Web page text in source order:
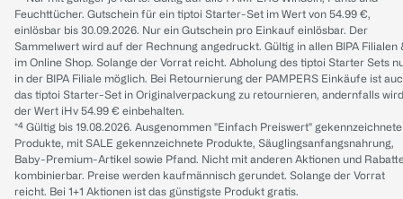
Feuchttücher. Gutschein für ein tiptoi Starter-Set im Wert von 54.99 €,
einlösbar bis 30.09.2026. Nur ein Gutschein pro Einkauf einlösbar. Der
Sammelwert wird auf der Rechnung angedruckt. Gültig in allen BIPA Filialen
im Online Shop. Solange der Vorrat reicht. Abholung des tiptoi Starter Sets
in der BIPA Filiale möglich. Bei Retournierung der PAMPERS Einkäufe ist
das tiptoi Starter-Set in Originalverpackung zu retournieren, andernfalls wird
der Wert iHv 54.99 € einbehalten.
*⁴ Gültig bis 19.08.2026. Ausgenommen "Einfach Preiswert" gekennzeichnete
Produkte, mit SALE gekennzeichnete Produkte, Säuglingsanfangsnahrung,
Baby-Premium-Artikel sowie Pfand. Nicht mit anderen Aktionen und
kombinierbar. Preise werden kaufmännisch gerundet. Solange der Vorrat
reicht. Bei 1+1 Aktionen ist das günstigste Produkt gratis.